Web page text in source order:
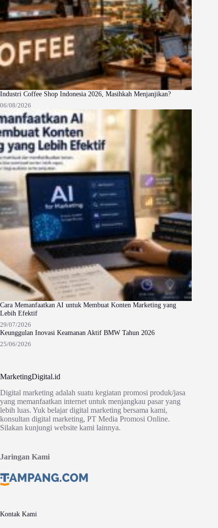
Industri Coffee Shop Indonesia 2026, Masihkah Menjanjikan?
06/08/2026
Cara Memanfaatkan AI untuk Membuat Konten Marketing yang
Lebih Efektif
29/07/2026
Keunggulan Inovasi Keamanan Aktif BMW Tahun 2026
25/06/2026
MarketingDigital.id
Digital marketing adalah suatu kegiatan promosi produk/jasa
yang memanfaatkan internet untuk menjangkau pasar yang
lebih luas. Yuk belajar digital marketing bersama kami,
konsultan digital marketing, PT Media Promosi Online.
Silakan kunjungi website kami lainnya.
Jaringan Kami
Kontak Kami